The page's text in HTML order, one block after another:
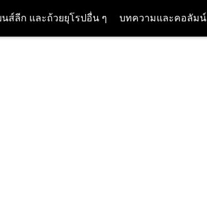
ส์ลีก และถ้วยยุโรปอื่น ๆ บทความและคอลัมน์